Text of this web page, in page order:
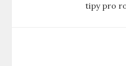
tipy pro